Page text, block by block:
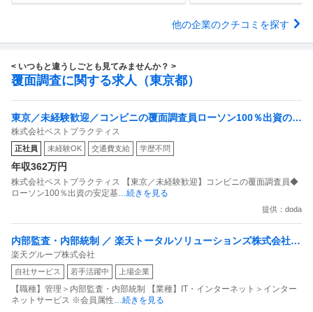
他の企業のクチコミを探す
< いつもと違うしごとも見てみませんか？ >
覆面調査に関する求人（東京都）
東京／未経験歓迎／コンビニの覆面調査員ローソン100％出資の安
定基盤／月５日在宅／残業月10時間
株式会社ベストプラクティス
正社員 未経験OK 交通費支給 学歴不問
年収362万円
株式会社ベストプラクティス 【東京／未経験歓迎】コンビニの覆面調査員◆
ローソン100％出資の安定基 …続きを見る
提供：doda
内部監査・内部統制 ／ 楽天トータルソリューションズ株式会社
戦略事業コンプライアンス支援部 業務統制支援課：ショップコン
プライアンス推進担当（SBCSD）
楽天グループ株式会社
自社サービス 若手活躍中 上場企業
【職種】管理＞内部監査・内部統制 【業種】IT・インターネット＞インター
ネットサービス ※会員属性 …続きを見る